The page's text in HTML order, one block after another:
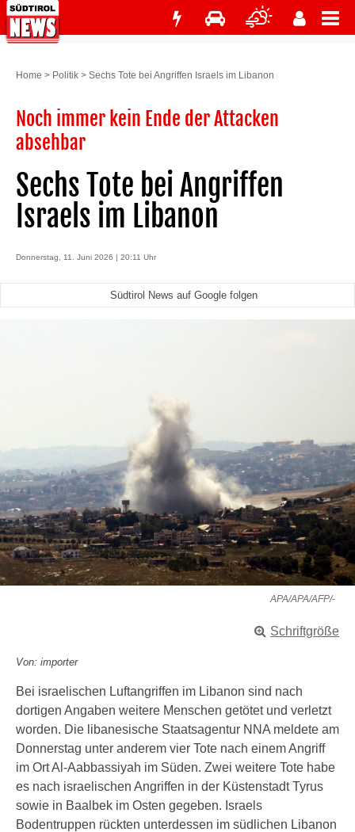
Home > Politik > Sechs Tote bei Angriffen Israels im Libanon
Noch immer kein Ende der Attacken
absehbar
Sechs Tote bei Angriffen
Israels im Libanon
Donnerstag, 11. Juni 2026 | 20:11 Uhr
Südtirol News auf Google folgen
APA/APA/AFP/-
Schriftgröße
Von: importer
Bei israelischen Luftangriffen im Libanon sind nach
dortigen Angaben weitere Menschen getötet und verletzt
worden. Die libanesische Staatsagentur NNA meldete am
Donnerstag unter anderem vier Tote nach einem Angriff
im Ort Al-Aabbassiyah im Süden. Zwei weitere Tote habe
es nach israelischen Angriffen in der Küstenstadt Tyrus
sowie in Baalbek im Osten gegeben. Israels
Bodentruppen rückten unterdessen im südlichen Libanon